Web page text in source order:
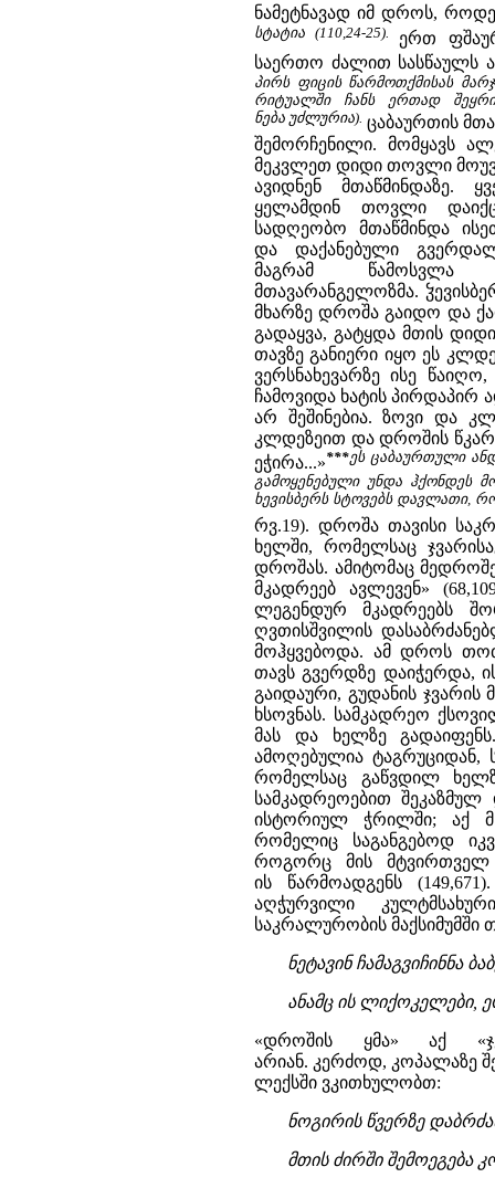
ნამეტნავად იმ დროს,
სტატია (110,24-25). ერთ
საერთო ძალით სასწაულს
პირს ფიცის წარმოთქმისას
რიტუალში ჩანს ერთად
ნება უძლურია). ცაბაურთის
შემორჩენილი. მომყავს
მეკვლეთ დიდი თოვლი
ავიდნენ მთაწმინდაზე.
ყელამდინ თოვლი
სადღეობო მთაწმინდა
და დაქანებული
მაგრამ
მთავარანგელოზმა.
მხარზე დროშა გაიდო და
გადაყვა, გატყდა მთის
თავზე განიერი იყო ეს
ვერსნახევარზე ისე
ჩამოვიდა ხატის პირდაპირ
არ შეშინებია. ზოვი და
კლდეზეით და დროშის
ეჭირა...»***ეს ცაბაურთული
გამოყენებული უნდა ჰქონდეს
ხევისბერს სტოვებს დავლათი,
რვ.19). დროშა თავისი
ხელში, რომელსაც
დროშას. ამიტომაც
მკადრეებ ავლევენ»
ლეგენდურ მკადრეებს
ღვთისშვილის
მოჰყვებოდა. ამ დროს
თავს გვერდზე დაიჭერდა,
გაიდაური, გუდანის
ხსოვნას. სამკადრეო
მას და ხელზე
ამოღებულია ტაგრუციდან,
რომელსაც გაწვდილ
სამკადრეოებით
ისტორიულ ჭრილში; აქ
რომელიც საგანგებოდ
როგორც მის მტვირთველ
ის წარმოადგენს
აღჭურვილი
საკრალურობის
ნეტავინ ჩამაგვიჩინნა
ანამც ის ლიქოკელები,
«დროშის ყმა» აქ
არიან. კერძოდ, კოპალაზე
ლექსში ვკითხულობთ:
ნოგირის წვერზე
მთის ძირში შემოეგება